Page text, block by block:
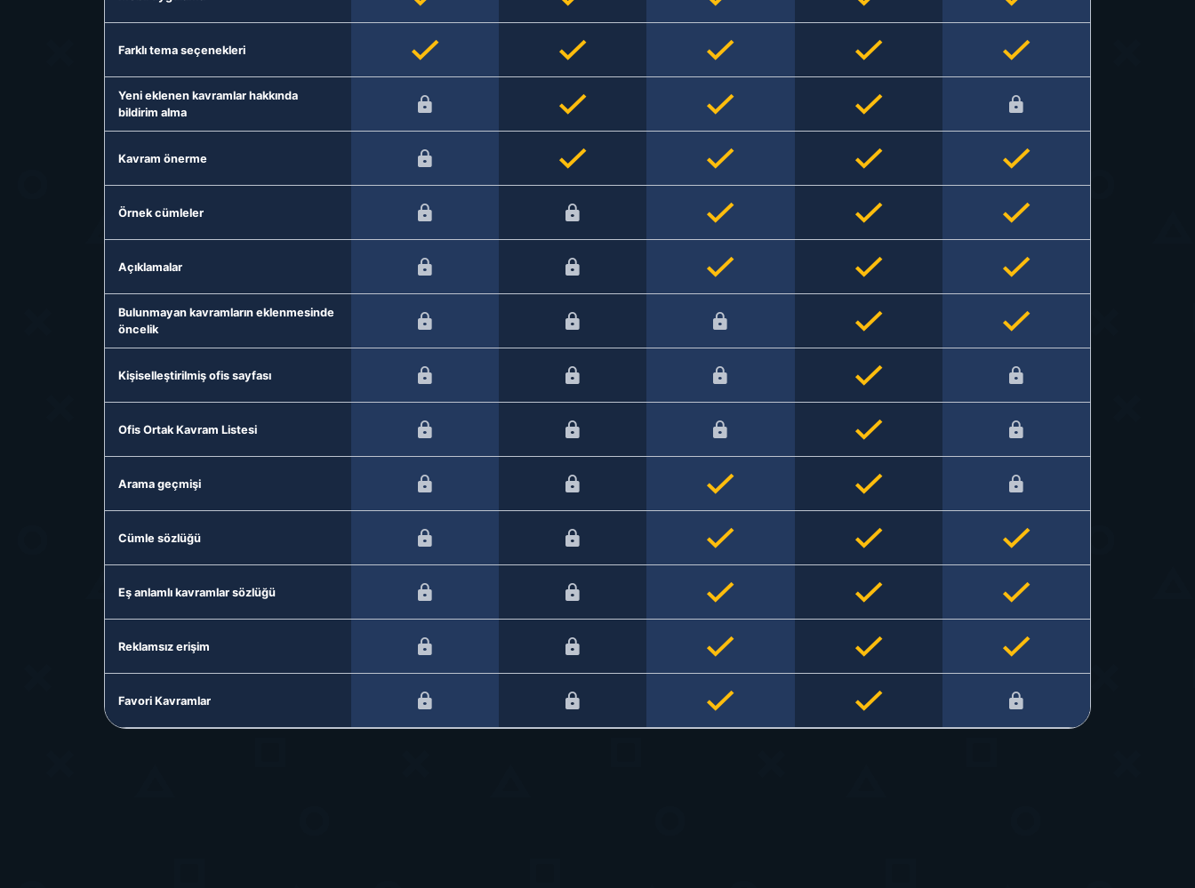
Farklı tema seçenekleri
Yeni eklenen kavramlar hakkında
bildirim alma
Kavram önerme
Örnek cümleler
Açıklamalar
Bulunmayan kavramların eklenmesinde
öncelik
Kişiselleştirilmiş ofis sayfası
Ofis Ortak Kavram Listesi
Arama geçmişi
Cümle sözlüğü
Eş anlamlı kavramlar sözlüğü
Reklamsız erişim
Favori Kavramlar